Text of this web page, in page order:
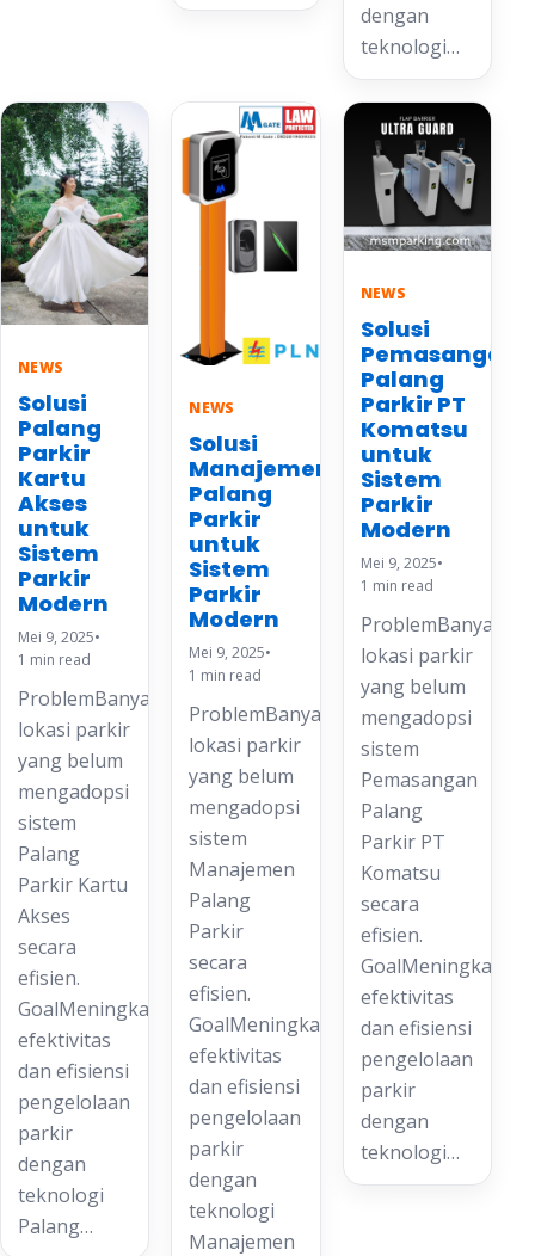
dengan
teknologi…
NEWS
Solusi
Palang
Parkir
Kartu
Akses
untuk
Sistem
Parkir
Modern
Mei 9, 2025•
1 min read
ProblemBanyak
lokasi parkir
yang belum
mengadopsi
sistem
Palang
Parkir Kartu
Akses
secara
efisien.
GoalMeningkatkan
efektivitas
dan efisiensi
pengelolaan
parkir
dengan
teknologi
Palang…
NEWS
Solusi
Manajemen
Palang
Parkir
untuk
Sistem
Parkir
Modern
Mei 9, 2025•
1 min read
ProblemBanyak
lokasi parkir
yang belum
mengadopsi
sistem
Manajemen
Palang
Parkir
secara
efisien.
GoalMeningkatkan
efektivitas
dan efisiensi
pengelolaan
parkir
dengan
teknologi
Manajemen
NEWS
Solusi
Pemasangan
Palang
Parkir PT
Komatsu
untuk
Sistem
Parkir
Modern
Mei 9, 2025•
1 min read
ProblemBanyak
lokasi parkir
yang belum
mengadopsi
sistem
Pemasangan
Palang
Parkir PT
Komatsu
secara
efisien.
GoalMeningkatkan
efektivitas
dan efisiensi
pengelolaan
parkir
dengan
teknologi…